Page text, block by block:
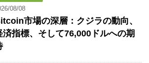
08/08
市場の深層：クジラの動向、
済指標、そして76,000ドルへの期